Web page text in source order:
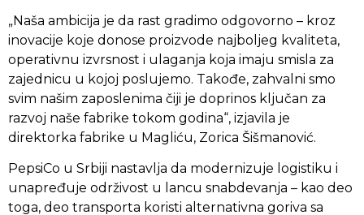
„Naša ambicija je da rast gradimo odgovorno – kroz
inovacije koje donose proizvode najboljeg kvaliteta,
operativnu izvrsnost i ulaganja koja imaju smisla za
zajednicu u kojoj poslujemo. Takođe, zahvalni smo
svim našim zaposlenima čiji je doprinos ključan za
razvoj naše fabrike tokom godina“, izjavila je
direktorka fabrike u Magliću, Zorica Šišmanović.
PepsiCo u Srbiji nastavlja da modernizuje logistiku i
unapređuje održivost u lancu snabdevanja – kao deo
toga, deo transporta koristi alternativna goriva sa